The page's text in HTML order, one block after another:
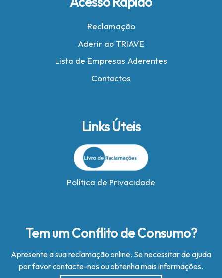
Reclamação
Aderir ao TRIAVE
Lista de Empresas Aderentes
Contactos
Links Úteis
Política de Privacidade
Tem um Conflito de Consumo?
Apresente a sua reclamação online. Se necessitar de ajuda
por favor contacte-nos ou obtenha mais informações.